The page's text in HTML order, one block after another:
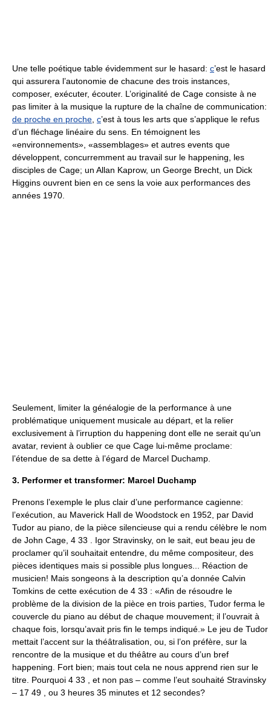
Une telle poétique table évidemment sur le hasard: c’est le hasard
qui assurera l’autonomie de chacune des trois instances,
composer, exécuter, écouter. L’originalité de Cage consiste à ne
pas limiter à la musique la rupture de la chaîne de communication:
de proche en proche c’est à tous les arts que s’applique le refus
d’un fléchage linéaire du sens. En témoignent les
«environnements», «assemblages» et autres events que
développent, concurremment au travail sur le happening, les
disciples de Cage; un Allan Kaprow, un George Brecht, un Dick
Higgins ouvrent bien en ce sens la voie aux performances des
années 1970.
Seulement, limiter la généalogie de la performance à une
problématique uniquement musicale au départ, et la relier
exclusivement à l’irruption du happening dont elle ne serait qu’un
avatar, revient à oublier ce que Cage lui-même proclame:
l’étendue de sa dette à l’égard de Marcel Duchamp.
3. Performer et transformer: Marcel Duchamp
Prenons l’exemple le plus clair d’une performance cagienne:
l’exécution, au Maverick Hall de Woodstock en 1952, par David
Tudor au piano, de la pièce silencieuse qui a rendu célèbre le nom
de John Cage, 4 33 . Igor Stravinsky, on le sait, eut beau jeu de
proclamer qu’il souhaitait entendre, du même compositeur, des
pièces identiques mais si possible plus longues... Réaction de
musicien! Mais songeons à la description qu’a donnée Calvin
Tomkins de cette exécution de 4 33 : «Afin de résoudre le
problème de la division de la pièce en trois parties, Tudor ferma le
couvercle du piano au début de chaque mouvement; il l’ouvrait à
chaque fois, lorsqu’avait pris fin le temps indiqué.» Le jeu de Tudor
mettait l’accent sur la théâtralisation, ou, si l’on préfère, sur la
rencontre de la musique et du théâtre au cours d’un bref
happening. Fort bien; mais tout cela ne nous apprend rien sur le
titre. Pourquoi 4 33 , et non pas – comme l’eut souhaité Stravinsky
– 17 49 , ou 3 heures 35 minutes et 12 secondes?